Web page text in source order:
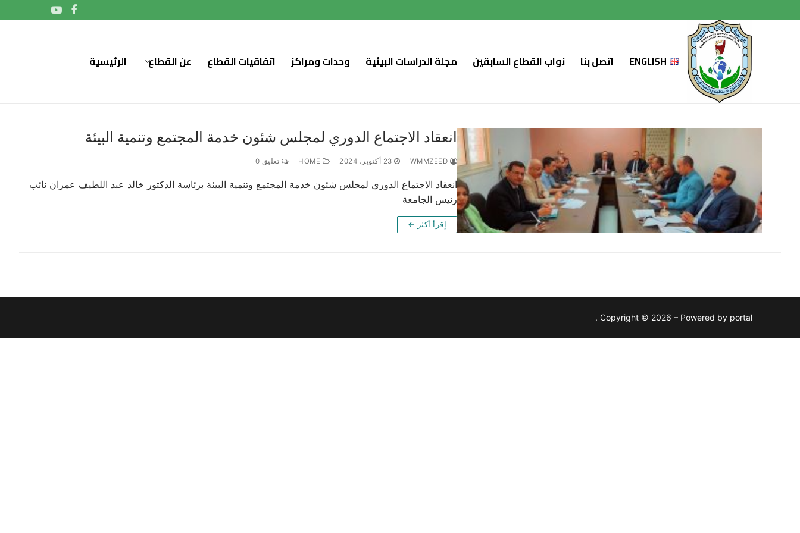
إلى
الرئيسية عن القطاع اتفاقيات القطاع وحدات ومراكز مجلة الدراسات البيئية نواب القطاع السابقين اتصل بنا ENGLISH
انعقاد الاجتماع الدوري لمجلس شئون خدمة المجتمع وتنمية البيئة
23 أكتوبر، 2024 تعليق 0
انعقاد الاجتماع الدوري لمجلس شئون خدمة المجتمع وتنمية البيئة برئاسة الدكتور خالد عبد اللطيف عمران نائب
رئيس الجامعة
إقرأ أكثر ←
Copyright © 2026 – Powered by portal .